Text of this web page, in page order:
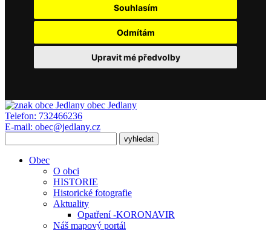
Souhlasím
Odmítám
Upravit mé předvolby
obec Jedlany
Telefon: 732466236
E-mail: obec@jedlany.cz
Obec
O obci
HISTORIE
Historické fotografie
Aktuality
Opatření -KORONAVIR
Náš mapový portál